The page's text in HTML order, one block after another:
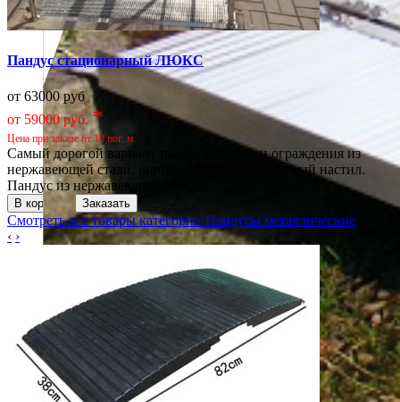
Пандус стационарный ЛЮКС
от 63000 руб
от 59000 руб. *
Цена при заказе от 10 пог. м
Самый дорогой вариант пандуса: каркас и ограждения из
нержавеющей стали, оцинкованный решётчатный настил.
Пандус из нержавеющей стал...
Смотреть все товары категории Пандусы металлические
‹ ›